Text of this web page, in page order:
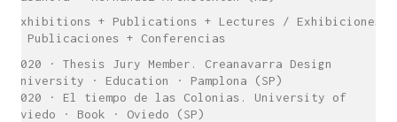
Exhibitions + Publications + Lectures / Exhibiciones
+ Publicaciones + Conferencias
2020 · Thesis Jury Member. Creanavarra Design
University · Education · Pamplona (SP)
2020 · El tiempo de las Colonias. University of
Oviedo · Book · Oviedo (SP)